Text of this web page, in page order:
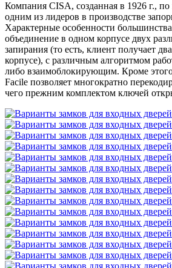
Компания CISA, созданная в 1926 г., по
одним из лидеров в производстве
Характерные особенности
объединение в одном корпусе двух
запирания (то есть, клиент получает
корпусе), с различным алгоритмом
либо взаимоблокирующим. Кроме
Facile позволяет многократно
чего прежним комплектом ключей